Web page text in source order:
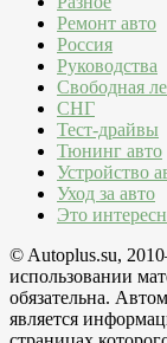
Ремонт авто
Россия
Руководства
Свободная
СНГ
Тест-драйвы
Тюнинг авто
Устройство
Уход за авто
Это
© Autoplus.su,
использовании
обязательна.
является